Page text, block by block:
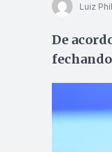
Luiz
De